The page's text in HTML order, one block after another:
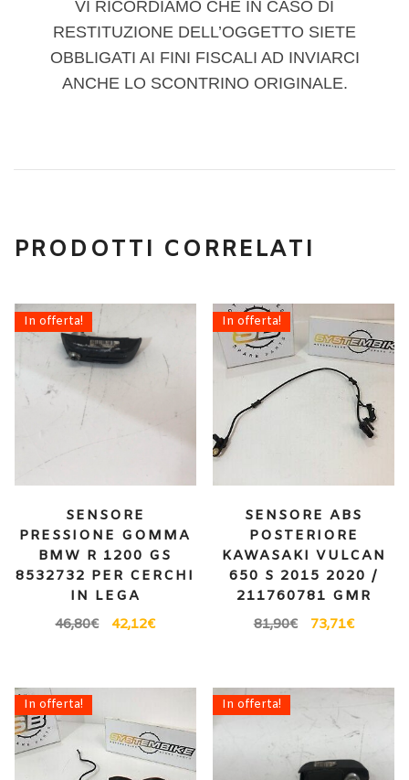
VI RICORDIAMO CHE IN CASO DI
RESTITUZIONE DELL’OGGETTO SIETE
OBBLIGATI AI FINI FISCALI AD INVIARCI
ANCHE LO SCONTRINO ORIGINALE.
PRODOTTI CORRELATI
In offerta!
SENSORE
PRESSIONE GOMMA
BMW R 1200 GS
8532732 PER CERCHI
IN LEGA
46,80€ 42,12€
In offerta!
SENSORE ABS
POSTERIORE
KAWASAKI VULCAN
650 S 2015 2020 /
211760781 GMR
81,90€ 73,71€
In offerta! In offerta!